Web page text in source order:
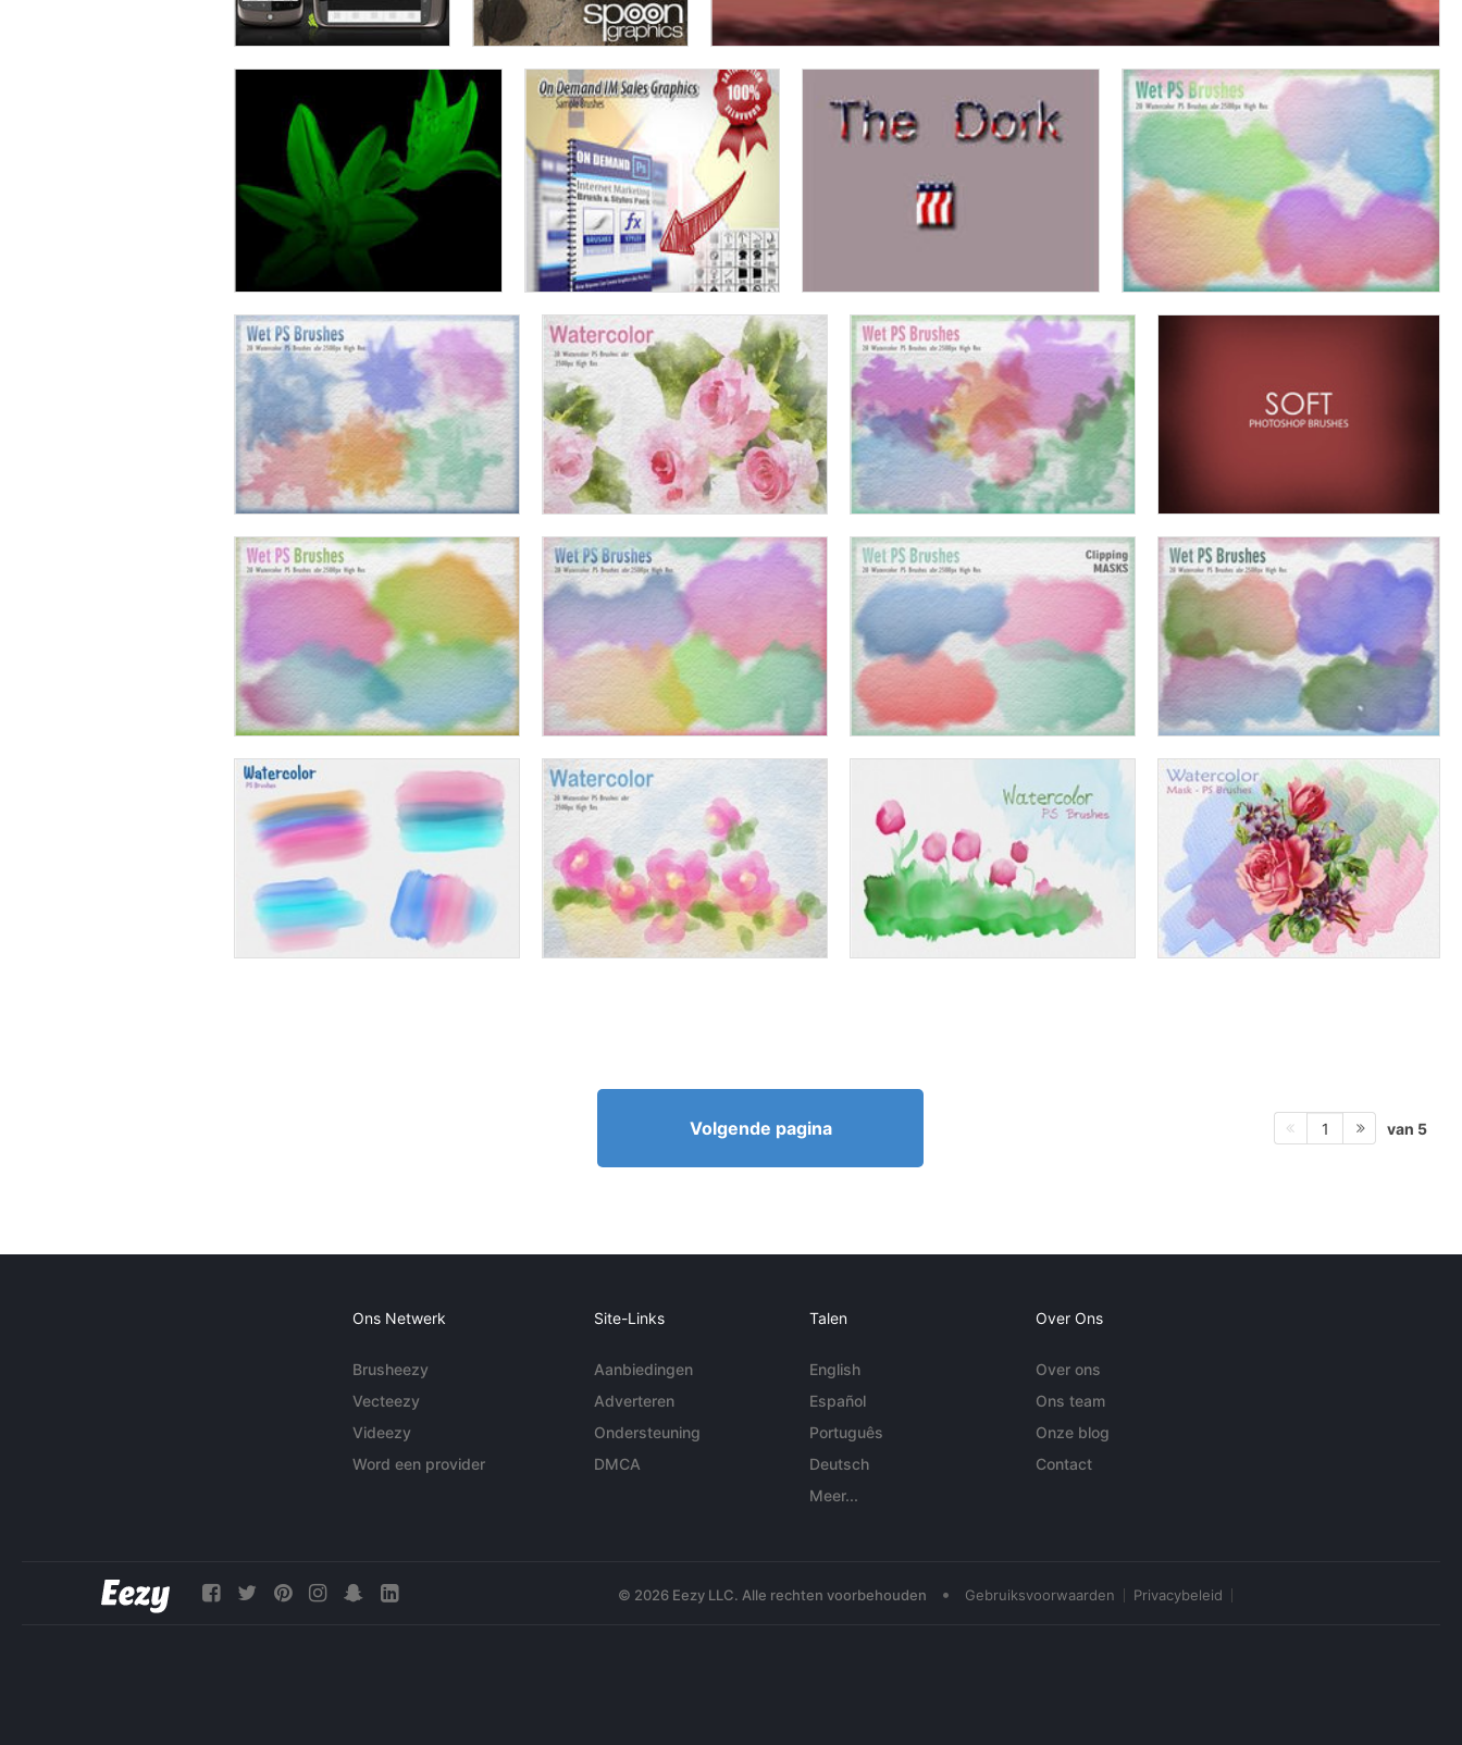
Volgende pagina 1 van 5
Ons Netwerk
Brusheezy
Vecteezy
Videezy
Word een provider
Site-Links
Aanbiedingen
Adverteren
Ondersteuning
DMCA
Talen
English
Español
Português
Deutsch
Meer...
Over Ons
Over ons
Ons team
Onze blog
Contact
© 2026 Eezy LLC. Alle rechten voorbehouden • Gebruiksvoorwaarden Privacybeleid